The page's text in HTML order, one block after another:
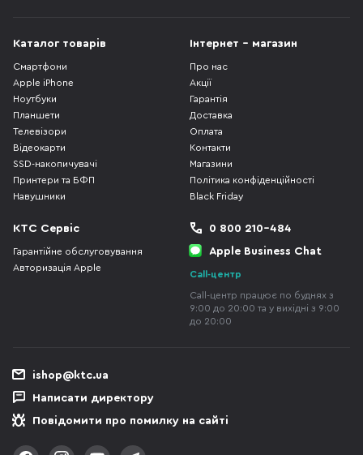
Каталог товарів
Смартфони
Apple iPhone
Ноутбуки
Планшети
Телевізори
Відеокарти
SSD-накопичувачі
Принтери та БФП
Навушники
Інтернет - магазин
Про нас
Акції
Гарантія
Доставка
Оплата
Контакти
Магазини
Політика конфіденційності
Black Friday
КТС Сервіс
Гарантійне обслуговування
Авторизація Apple
0 800 210-484
Apple Business Chat
Call-центр
Call-центр працює по буднях з
9:00 до 20:00 та у вихідні з 9:00
до 20:00
ishop@ktc.ua
Написати директору
Повідомити про помилку на сайті